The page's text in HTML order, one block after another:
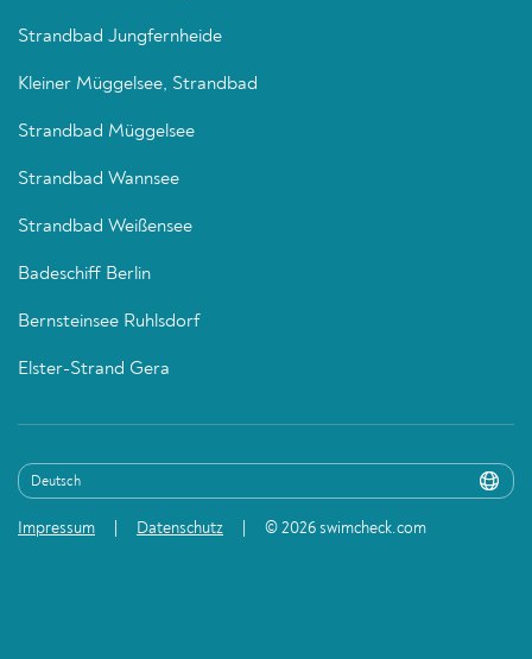
Strandbad Jungfernheide
Kleiner Müggelsee, Strandbad
Strandbad Müggelsee
Strandbad Wannsee
Strandbad Weißensee
Badeschiff Berlin
Bernsteinsee Ruhlsdorf
Elster-Strand Gera
Impressum Datenschutz © 2026 swimcheck.com